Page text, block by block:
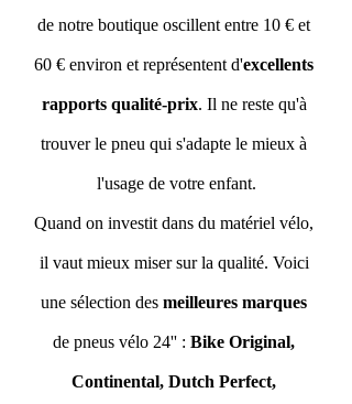
de notre boutique oscillent entre 10 € et
60 € environ et représentent d'excellents
rapports qualité-prix. Il ne reste qu'à
trouver le pneu qui s'adapte le mieux à
l'usage de votre enfant.
Quand on investit dans du matériel vélo,
il vaut mieux miser sur la qualité. Voici
une sélection des meilleures marques
de pneus vélo 24'' : Bike Original,
Continental, Dutch Perfect,